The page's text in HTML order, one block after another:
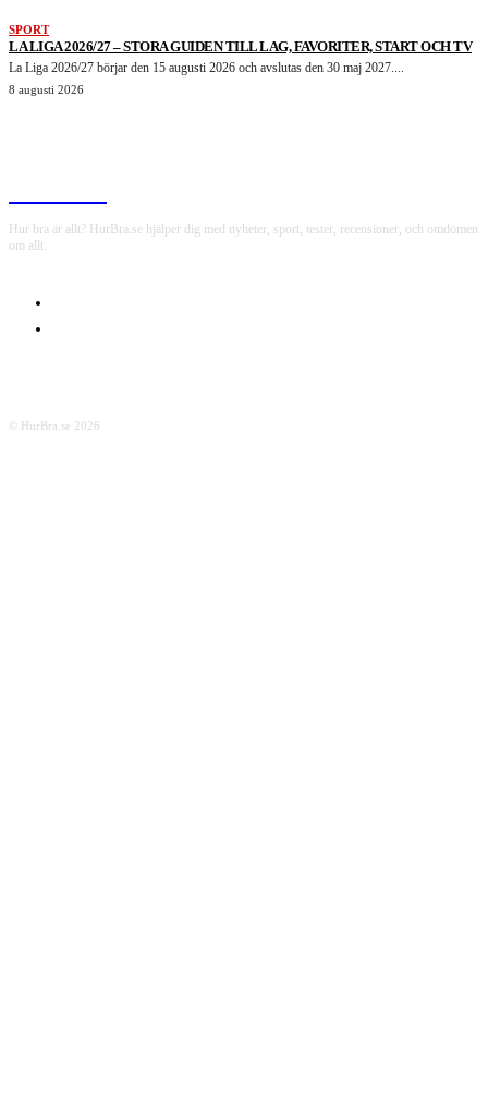
SPORT
LA LIGA 2026/27 – STORA GUIDEN TILL LAG, FAVORITER, START OCH TV
La Liga 2026/27 börjar den 15 augusti 2026 och avslutas den 30 maj 2027....
8 augusti 2026
Hur bra är allt? HurBra.se hjälper dig med nyheter, sport, tester, recensioner, och omdömen
om allt.
© HurBra.se 2026